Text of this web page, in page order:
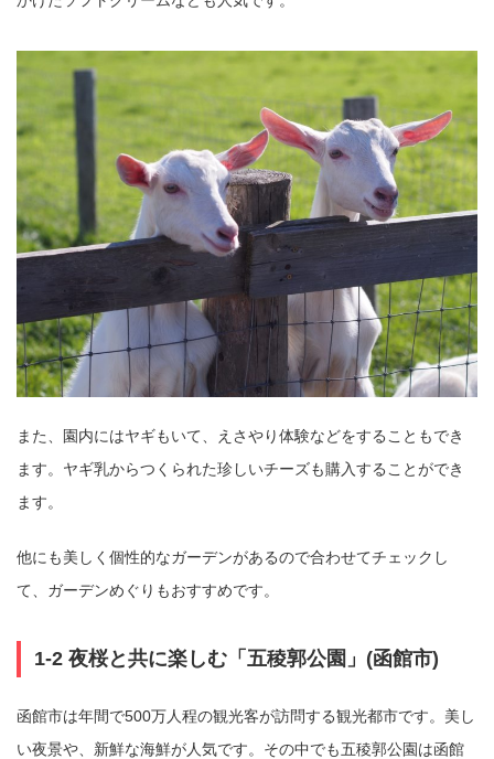
また、園内にはヤギもいて、えさやり体験などをすることもでき
ます。ヤギ乳からつくられた珍しいチーズも購入することができ
ます。
他にも美しく個性的なガーデンがあるので合わせてチェックし
て、ガーデンめぐりもおすすめです。
1-2 夜桜と共に楽しむ「五稜郭公園」(函館市)
函館市は年間で500万人程の観光客が訪問する観光都市です。美し
い夜景や、新鮮な海鮮が人気です。その中でも五稜郭公園は函館